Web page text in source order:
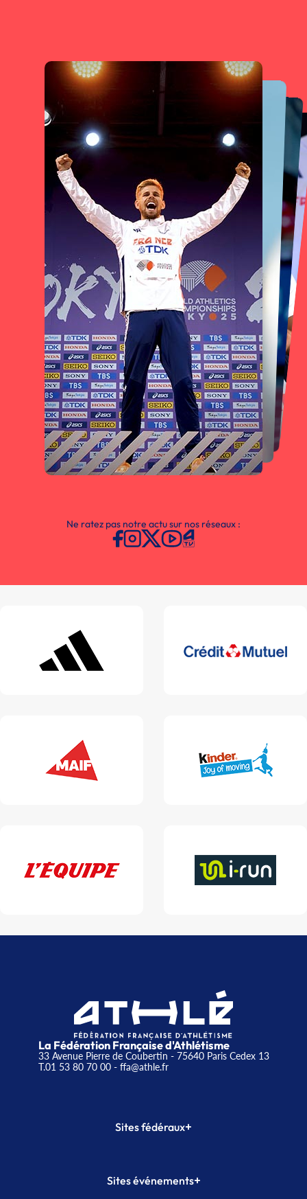
Ne ratez pas notre actu sur nos réseaux :
La Fédération Française d'Athlétisme
33 Avenue Pierre de Coubertin - 75640 Paris Cedex 13
T.01 53 80 70 00- ffa@athle.fr
Sites fédéraux+
Plateforme Formation
Sites événements+